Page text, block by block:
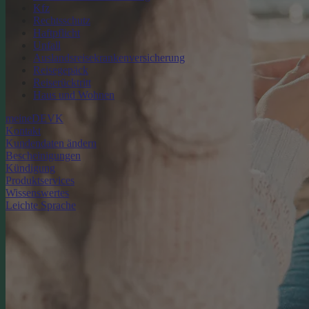
Kfz
Rechtsschutz
Haftpflicht
Unfall
Auslandsreisekrankenversicherung
Reisegepäck
Reiserücktritt
Haus und Wohnen
meineDEVK
Kontakt
Kundendaten ändern
Bescheinigungen
Kündigung
Produktservices
Wissenswertes
Leichte Sprache